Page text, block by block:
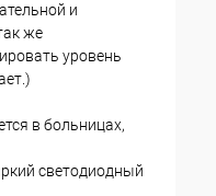
и
же
уровень
в больницах,
светодиодный